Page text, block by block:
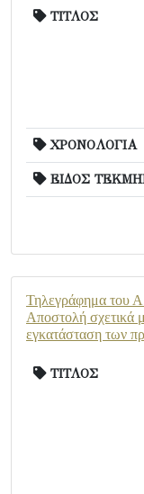
ΤΙΤΛΟΣ
ΧΡΟΝΟΛΟΓΙΑ
ΕΙΔΟΣ
Τηλεγράφημα του
Αποστολή σχετικά
εγκατάσταση των
ΤΙΤΛΟΣ